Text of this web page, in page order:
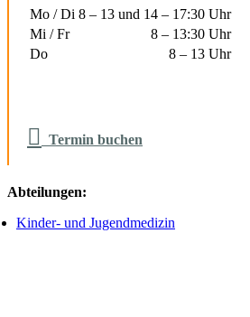
Mo / Di 8 – 13 und 14 – 17:30 Uhr
Mi / Fr
8 – 13:30 Uhr
Do
8 – 13 Uhr
 Termin buchen
Abteilungen:
Kinder- und Jugendmedizin